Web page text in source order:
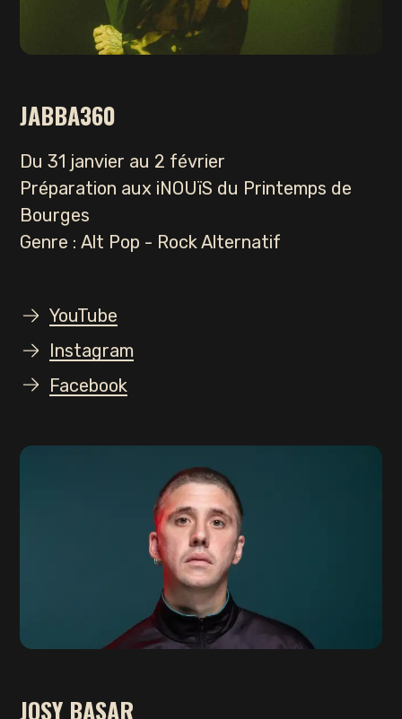
JABBA360
Du 31 janvier au 2 février
Préparation aux iNOUïS du Printemps de
Bourges
Genre : Alt Pop - Rock Alternatif
YouTube
Instagram
Facebook
JOSY BASAR